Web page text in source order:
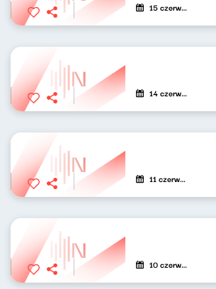
15 czerwca 2021
14 czerwca 2021
11 czerwca 2021
10 czerwca 2021